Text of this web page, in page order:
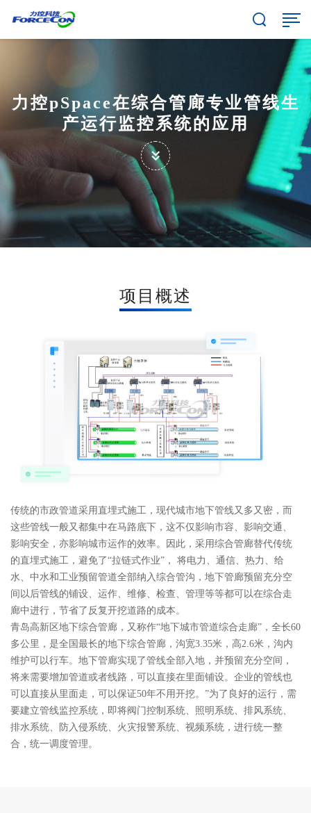
力控pSpace在综合管廊专业管线生
产运行监控系统的应用
项目概述
传统的市政管道采用直埋式施工，现代城市地下管线又多又密，而
这些管线一般又都集中在马路底下，这不仅影响市容、影响交通、
影响安全，亦影响城市运作的效率。因此，采用综合管廊替代传统
的直埋式施工，避免了“拉链式作业”， 将电力、通信、热力、给
水、中水和工业预留管道全部纳入综合管沟，地下管廊预留充分空
间以后管线的铺设、运作、维修、检查、管理等等都可以在综合走
廊中进行，节省了反复开挖道路的成本。
青岛高新区地下综合管廊，又称作“地下城市管道综合走廊”，全长60
多公里，是全国最长的地下综合管廊，沟宽3.35米，高2.6米，沟内
维护可以行车。地下管廊实现了管线全部入地，并预留充分空间，
将来需要增加管道或者线路，可以直接在里面铺设。企业的管线也
可以直接从里面走，可以保证50年不用开挖。”为了良好的运行，需
要建立管线监控系统，即将阀门控制系统、照明系统、排风系统、
排水系统、防入侵系统、火灾报警系统、视频系统，进行统一整
合，统一调度管理。